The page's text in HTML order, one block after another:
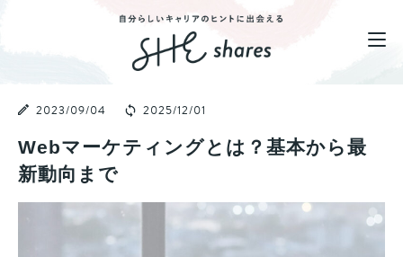
2023/09/04 2025/12/01
Webマーケティングとは？基本から最
新動向まで